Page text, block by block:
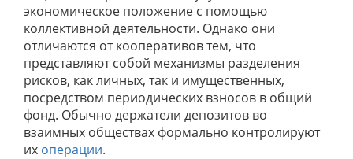
экономическое положение с помощью
коллективной деятельности. Однако они
отличаются от кооперативов тем, что
представляют собой механизмы разделения
рисков, как личных, так и имущественных,
посредством периодических взносов в общий
фонд. Обычно держатели депозитов во
взаимных обществах формально контролируют
их операции.